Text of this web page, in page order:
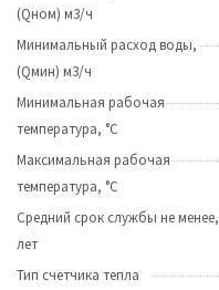
(Qном) м3/ч
Минимальный расход воды,
(Qмин) м3/ч
Минимальная рабочая
температура, °С
Максимальная рабочая
температура, °С
Средний срок службы не менее,
лет
Тип счетчика тепла